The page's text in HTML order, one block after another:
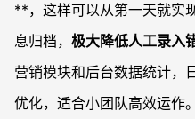
**，这样可以从第一天就实
息归档， 极大降低人工录入
营销模块和后台数据统计，
优化，适合小团队高效运作。